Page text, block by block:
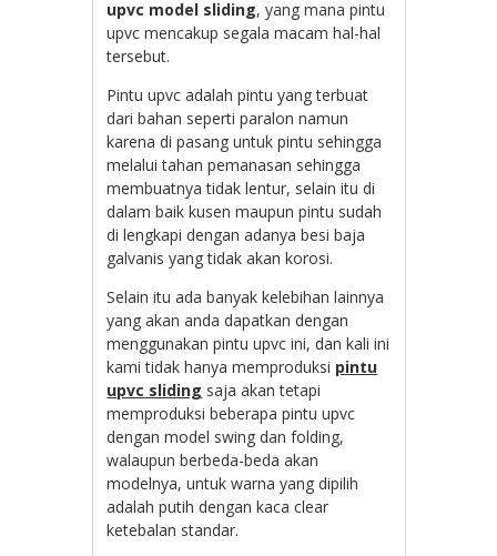
upvc model sliding, yang mana pintu
upvc mencakup segala macam hal-hal
tersebut.
Pintu upvc adalah pintu yang terbuat
dari bahan seperti paralon namun
karena di pasang untuk pintu sehingga
melalui tahan pemanasan sehingga
membuatnya tidak lentur, selain itu di
dalam baik kusen maupun pintu sudah
di lengkapi dengan adanya besi baja
galvanis yang tidak akan korosi.
Selain itu ada banyak kelebihan lainnya
yang akan anda dapatkan dengan
menggunakan pintu upvc ini, dan kali ini
kami tidak hanya memproduksi pintu
upvc sliding saja akan tetapi
memproduksi beberapa pintu upvc
dengan model swing dan folding,
walaupun berbeda-beda akan
modelnya, untuk warna yang dipilih
adalah putih dengan kaca clear
ketebalan standar.